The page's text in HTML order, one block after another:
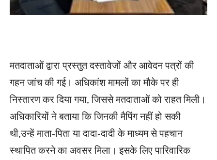
मतदाताओं द्वारा प्रस्तुत दस्तावेजों और आवेदन पत्रों की
गहन जांच की गई। अधिकांश मामलों का मौके पर ही
निस्तारण कर दिया गया, जिससे मतदाताओं को राहत मिली।
अधिकारियों ने बताया कि जिनकी मैपिंग नहीं हो सकी
थी,उन्हें माता-पिता या दादा-दादी के माध्यम से पहचान
स्थापित करने का अवसर मिला। इसके लिए पारिवारिक